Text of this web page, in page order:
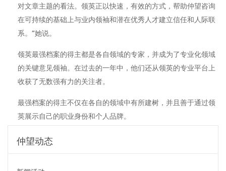
对文章主题的看法。领英正以快速，有效的方式，帮助仲望咨询
在可持续的基础上与业内领袖和潜在优秀人才建立信任和人际联
系。”她说。
领英最强档案的得主都是各自领域的专家，并成为了专业化领域
的关键意见领袖。在过去的一年中，他们还从领英的专业平台上
收获了无数强有力的关注者。
最强档案的得主不仅在各自的领域中有所建树，并且善于通过领
英展示自己的职业身份和个人品牌。
仲望动态